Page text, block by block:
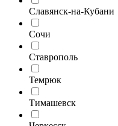
Славянск-на-Кубани
Сочи
Ставрополь
Темрюк
Тимашевск